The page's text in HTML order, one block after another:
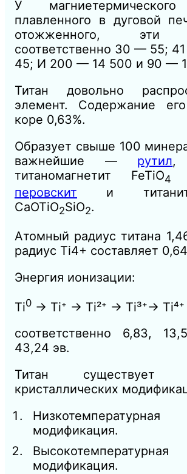
У
плавленного в дуговой
отожженного, эти
соответственно 30 — 55;
45; И 200 — 14 500 и 90 —
Титан довольно
элемент. Содержание
коре 0,63%.
Образует свыше 100
важнейшие — рутил
титаномагнетит FeTiO4
перовскит и
CaOTiO2SiO2.
Атомный радиус титана
радиус Ti4+ составляет
Энергия ионизации:
Ti0 → Ti⁺ → Ti²⁺ → Ti³⁺→ Ti⁴⁺
соответственно 6,83,
43,24 эв.
Титан
кристаллических
модификация.
модификация.